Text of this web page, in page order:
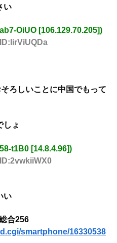
い
OiUO [106.129.70.205])
ろしいことに中国でもって
しょ
t1B0 [14.8.4.96])
い
合256
smartphone/16330538